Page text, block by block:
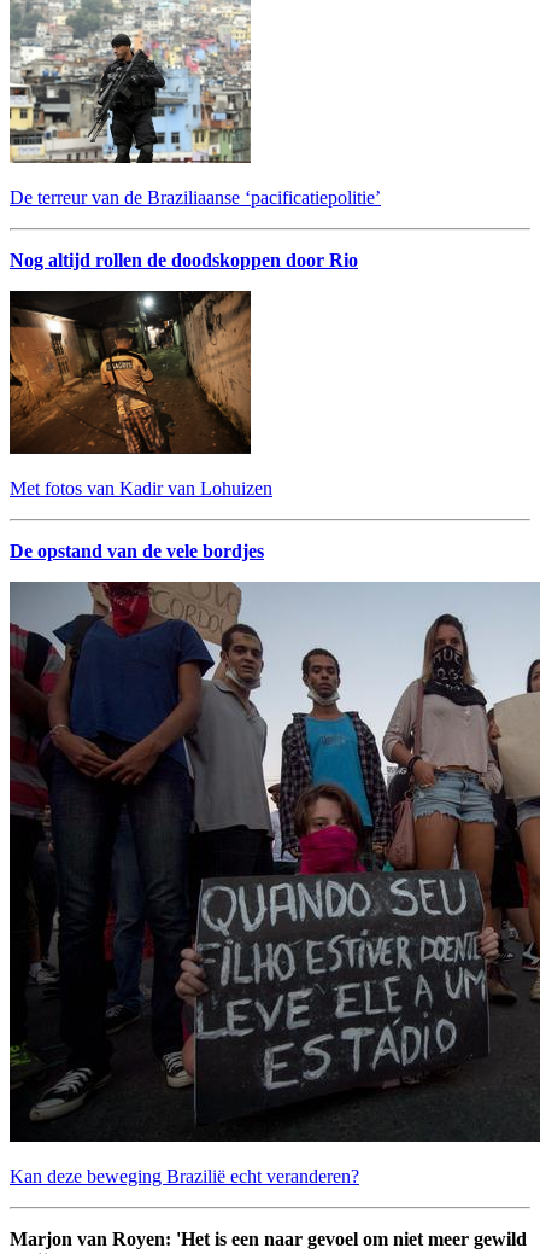
De terreur van de Braziliaanse ‘pacificatiepolitie’
Nog altijd rollen de doodskoppen door Rio
Met fotos van Kadir van Lohuizen
De opstand van de vele bordjes
Kan deze beweging Brazilië echt veranderen?
Marjon van Royen: 'Het is een naar gevoel om niet meer gewild